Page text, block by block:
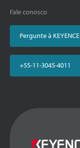
Fale conosco
Pergunte à KEYENCE
+55-11-3045-4011